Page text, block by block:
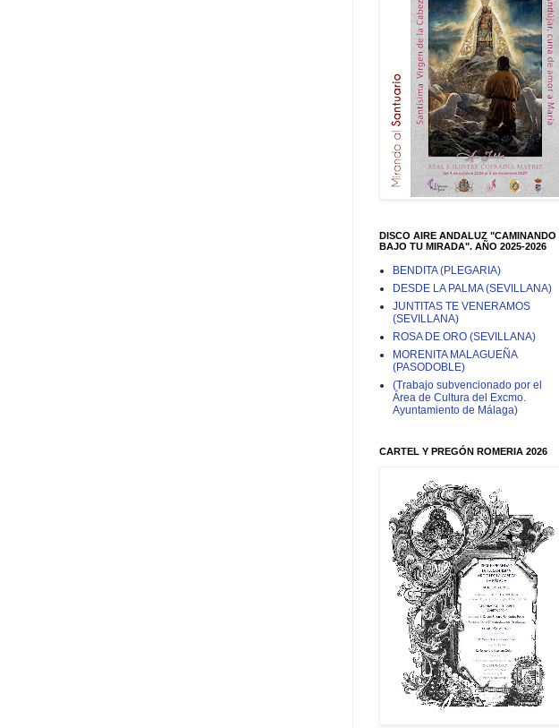
DISCO AIRE ANDALUZ "CAMINANDO
BAJO TU MIRADA". AÑO 2025-2026
BENDITA (PLEGARIA)
DESDE LA PALMA (SEVILLANA)
JUNTITAS TE VENERAMOS
(SEVILLANA)
ROSA DE ORO (SEVILLANA)
MORENITA MALAGUEÑA
(PASODOBLE)
(Trabajo subvencionado por el
Área de Cultura del Excmo.
Ayuntamiento de Málaga)
CARTEL Y PREGÓN ROMERIA 2026